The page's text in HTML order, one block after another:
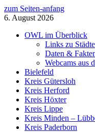
zum Seiten-anfang
6. August 2026
OWL im Überblick
Links zu
Daten &
Webcams aus
Bielefeld
Kreis Gütersloh
Kreis Herford
Kreis Höxter
Kreis Lippe
Kreis Minden –
Kreis Paderborn